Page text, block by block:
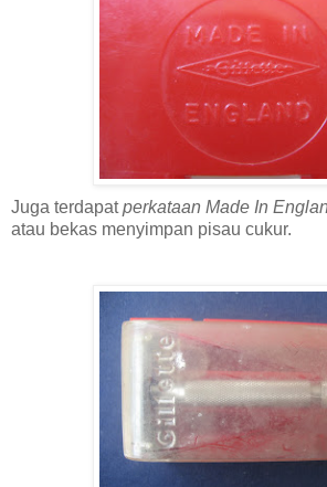
Juga terdapatperkataan Made In
atau bekas menyimpan pisau cukur.